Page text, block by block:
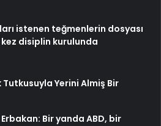
istenen teğmenlerin dosyası
disiplin kurulunda
Tutkusuyla Yerini Almiş Bir
Bir yanda ABD, bir